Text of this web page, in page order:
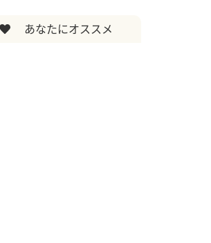
あなたにオススメ